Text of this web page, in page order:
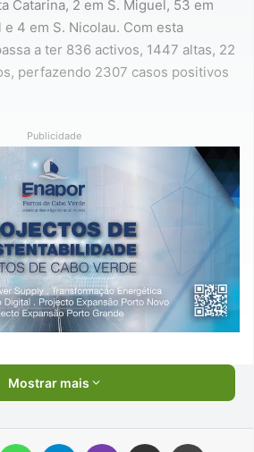
Catarina, 2 em S. Miguel, 53 em
e 4 em S. Nicolau. Com esta
a ter 836 activos, 1447 altas, 22
perfazendo 2307 casos positivos
Publicidade
Mostrar mais
WhatsAppTelegram Viber Compartilhar via e-mail